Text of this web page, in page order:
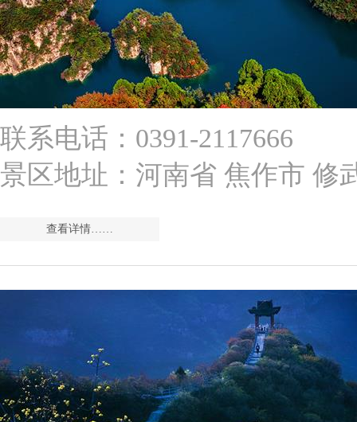
联系电话：0391-2117666
景区地址：河南省 焦作市 修
查看详情……